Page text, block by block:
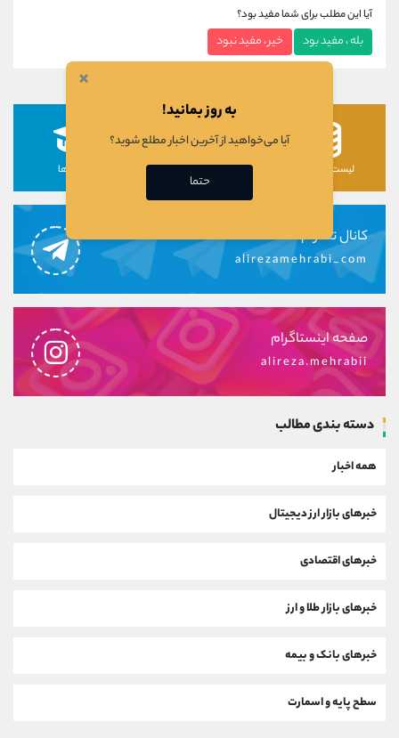
آیا این مطلب برای شما مفید بود؟
بله ، مفید بود خیر ، مفید نبود
لیست رمزارزها لیست سهام ها دوره ها
کانال تلگرام
alirezamehrabi_com
صفحه اینستاگرام
alireza.mehrabii
دسته بندی مطالب
همه اخبار
خبرهای بازار ارز دیجیتال
خبرهای اقتصادی
خبرهای بازار طلا و ارز
خبرهای بانک و بیمه
سطح پایه و اسمارت
×
به روز بمانید!
آیا می‌خواهید از آخرین اخبار مطلع شوید؟
حتما